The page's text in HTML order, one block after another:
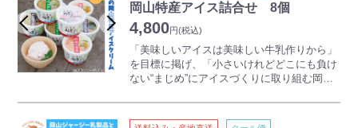
岡山特産アイス詰合せ 8個
4,800円(税込)
「美味しいアイスは美味しい牛乳作りから」
を目標に掲げ、「小さいけれどどこにも負け
ない“まじめ”にアイスづくりに取り組む岡山
環境の良い牧場で育てた牛の牛乳と岡山特産
の果物「清水白桃」、「足守メロン」、「ピ